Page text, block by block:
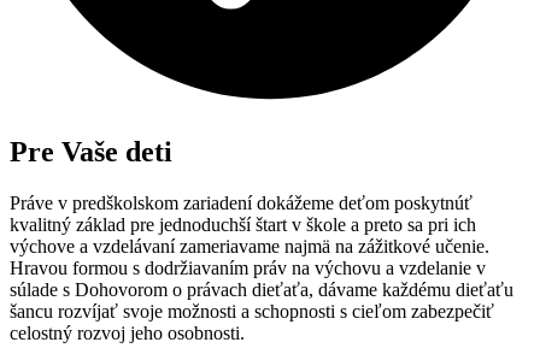
Pre Vaše deti
Práve v predškolskom zariadení dokážeme deťom poskytnúť
kvalitný základ pre jednoduchší štart v škole a preto sa pri ich
výchove a vzdelávaní zameriavame najmä na zážitkové učenie.
Hravou formou s dodržiavaním práv na výchovu a vzdelanie v
súlade s Dohovorom o právach dieťaťa, dávame každému dieťaťu
šancu rozvíjať svoje možnosti a schopnosti s cieľom zabezpečiť
celostný rozvoj jeho osobnosti.